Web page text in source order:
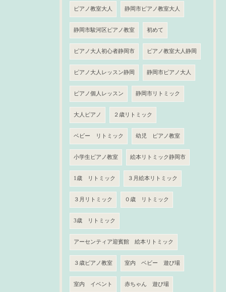
ピアノ教室大人 静岡市ピアノ教室大人
静岡市駿河区ピアノ教室 初めて
ピアノ大人初心者静岡市 ピアノ教室大人静岡
ピアノ大人レッスン静岡 静岡市ピアノ大人
ピアノ個人レッスン 静岡市リトミック
大人ピアノ ２歳リトミック
ベビー リトミック 幼児 ピアノ教室
小学生ピアノ教室 絵本リトミック静岡市
1歳 リトミック ３月絵本リトミック
３月リトミック ０歳 リトミック
3歳 リトミック
アーセンティア迎賓館 絵本リトミック
３歳ピアノ教室 室内 ベビー 遊び場
室内 イベント 赤ちゃん 遊び場